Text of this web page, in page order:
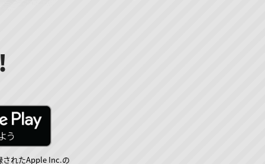
されたApple Inc.の